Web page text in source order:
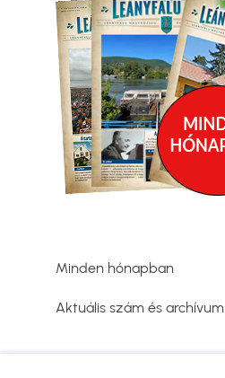
Minden hónapban
Aktuális szám és archívum